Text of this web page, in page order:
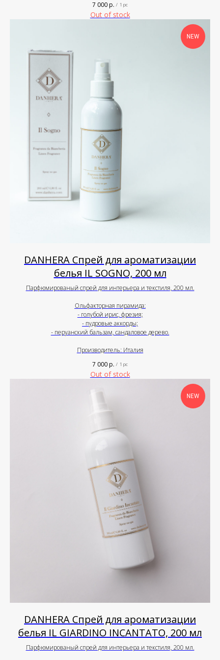
7 000р. / 1 pc
Out of stock
NEW
DANHERA Спрей для ароматизации
белья IL SOGNO, 200 мл
Парфюмированый спрей для интерьера и текстиля, 200 мл.
Ольфакторная пирамида:
- голубой ирис, фрезия;
- пудровые аккорды;
- перуанский бальзам, сандаловое дерево.
Производитель: Италия
7 000р. / 1 pc
Out of stock
NEW
DANHERA Спрей для ароматизации
белья IL GIARDINO INCANTATO, 200 мл
Парфюмированый спрей для интерьера и текстиля, 200 мл.